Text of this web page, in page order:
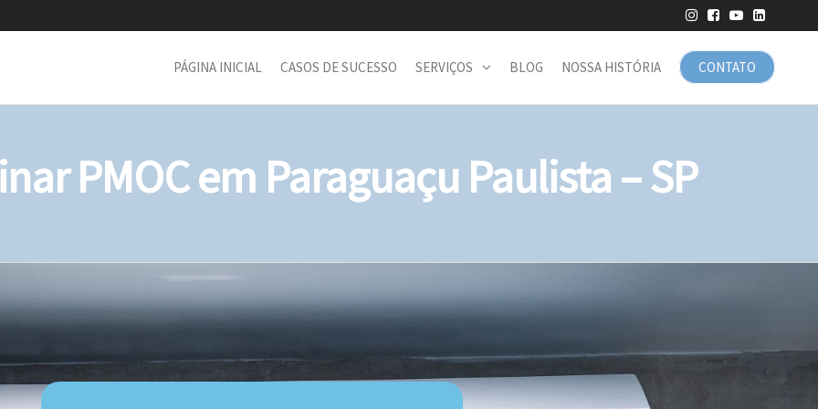
CONTATO
PÁGINA INICIAL CASOS DE SUCESSO SERVIÇOS BLOG NOSSA HISTÓRIA
PMOC em Paraguaçu Paulista – SP